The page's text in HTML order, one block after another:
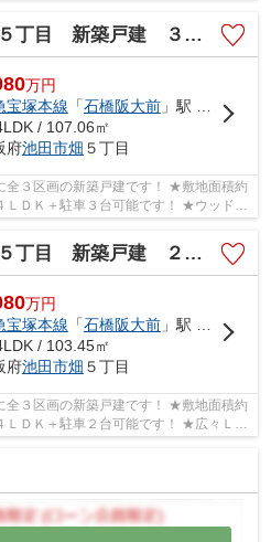
丁目 新築戸建 ３号地
万円
宝塚本線 「石橋阪大前」駅 バス14分 「東畑」 停歩6分
/ 107.06㎡
府池田市畑 ５丁目
３区画の新築戸建です！ ★敷地面積約
ＬＤＫ＋駐車３台可能です！ ★ウッドデ
な物件です！
丁目 新築戸建 ２号地
万円
宝塚本線 「石橋阪大前」駅 バス14分 「東畑」 停歩6分
/ 103.45㎡
府池田市畑 ５丁目
３区画の新築戸建です！ ★敷地面積約
ＬＤＫ＋駐車２台可能です！ ★広々ＬＤ
た物件です！